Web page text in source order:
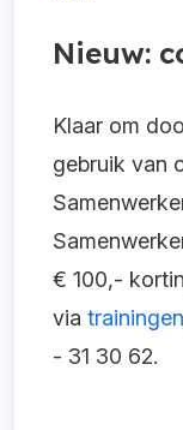
Nieuw:
Klaar om
gebruik van
€ 100,-
via
- 31 30 62.